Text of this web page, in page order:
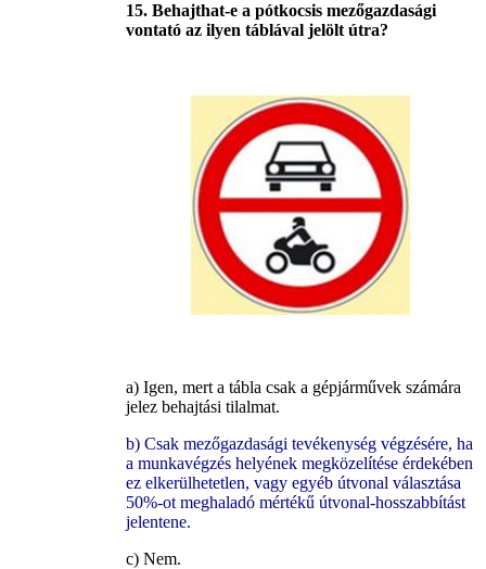
15. Behajthat-e a pótkocsis mezőgazdasági
vontató az ilyen táblával jelölt útra?
a) Igen, mert a tábla csak a gépjárművek számára
jelez behajtási tilalmat.
b) Csak mezőgazdasági tevékenység végzésére, ha
a munkavégzés helyének megközelítése érdekében
ez elkerülhetetlen, vagy egyéb útvonal választása
50%-ot meghaladó mértékű útvonal-hosszabbítást
jelentene.
c) Nem.